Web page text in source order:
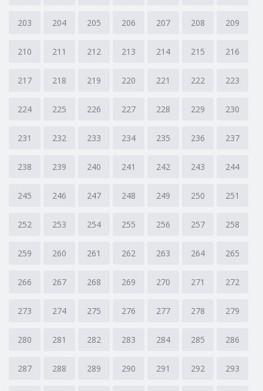
203 204 205 206 207 208 209
210 211 212 213 214 215 216
217 218 219 220 221 222 223
224 225 226 227 228 229 230
231 232 233 234 235 236 237
238 239 240 241 242 243 244
245 246 247 248 249 250 251
252 253 254 255 256 257 258
259 260 261 262 263 264 265
266 267 268 269 270 271 272
273 274 275 276 277 278 279
280 281 282 283 284 285 286
287 288 289 290 291 292 293